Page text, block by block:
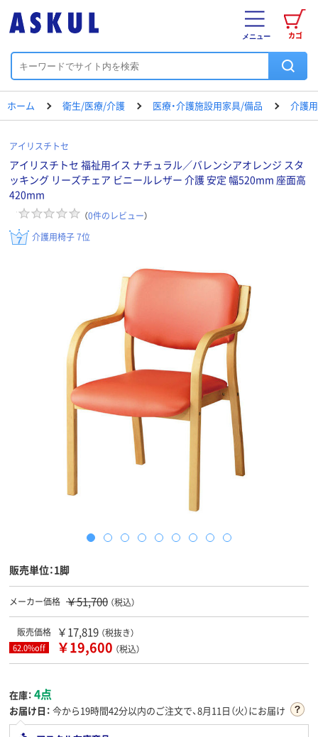
カゴ
メニュー
ホーム 衛生/医療/介護 医療・介護施設用家具/備品 介護
アイリスチトセ
アイリスチトセ 福祉用イス ナチュラル／バレンシアオレンジ スタ
ッキング リーズチェア ビニールレザー 介護 安定 幅520mm 座面高
420mm
（0件のレビュー）
介護用椅子 7位
販売単位：1脚
メーカー価格 ￥51,700 （税込）
販売価格 ￥17,819 （税抜き）
62.0%off ￥19,600 （税込）
在庫： 4点
お届け日： 今から19時間42分以内のご注文で、8月11日（火）にお届け